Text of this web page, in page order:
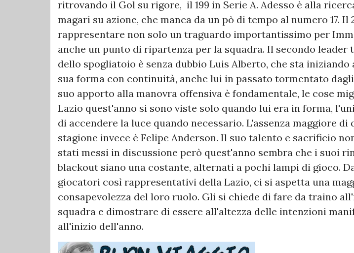
ritrovando il Gol su rigore, il 199 in Serie A. Adesso è alla
magari su azione, che manca da un pò di tempo al numero 17. Il
rappresentare non solo un traguardo importantissimo per
anche un punto di ripartenza per la squadra. Il secondo leader
dello spogliatoio è senza dubbio Luis Alberto, che sta
sua forma con continuità, anche lui in passato tormentato
suo apporto alla manovra offensiva è fondamentale, le cose
Lazio quest'anno si sono viste solo quando lui era in forma,
di accendere la luce quando necessario. L'assenza maggiore di
stagione invece è Felipe Anderson. Il suo talento e sacrificio
stati messi in discussione però quest'anno sembra che i suoi
blackout siano una costante, alternati a pochi lampi di gioco.
giocatori così rappresentativi della Lazio, ci si aspetta una
consapevolezza del loro ruolo. Gli si chiede di fare da traino
squadra e dimostrare di essere all'altezza delle intenzioni
all'inizio dell'anno.